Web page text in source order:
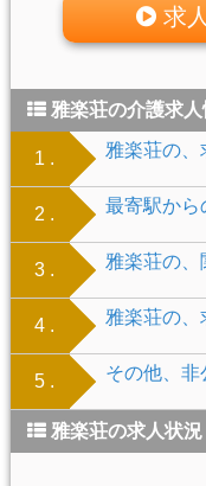
求
雅楽荘の介護求
1 . 雅楽荘の、
2 . 最寄駅から
3 . 雅楽荘の、
4 . 雅楽荘の、
5 . その他、非
雅楽荘の求人状況